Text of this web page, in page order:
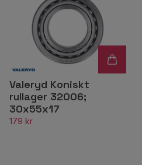
Valeryd Koniskt
rullager 32006;
30x55x17
179 kr